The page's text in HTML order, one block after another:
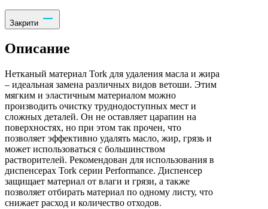
Закрити
Описание
Нетканый материал Tork для удаления масла и жира
– идеальная замена различных видов ветоши. Этим
мягким и эластичным материалом можно
производить очистку труднодоступных мест и
сложных деталей. Он не оставляет царапин на
поверхностях, но при этом так прочен, что
позволяет эффективно удалять масло, жир, грязь и
может использоваться с большинством
растворителей. Рекомендован для использования в
диспенсерах Tork серии Performance. Диспенсер
защищает материал от влаги и грязи, а также
позволяет отбирать материал по одному листу, что
снижает расход и количество отходов.